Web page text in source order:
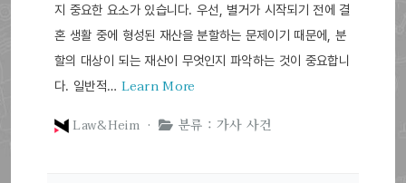
지 중요한 요소가 있습니다. 우선, 별거가 시작되기 전에 결
혼 생활 중에 형성된 재산을 분할하는 문제이기 때문에, 분
할의 대상이 되는 재산이 무엇인지 파악하는 것이 중요합니
다. 일반적… Learn More
Law&Heim ·
분류 : 가사 사건